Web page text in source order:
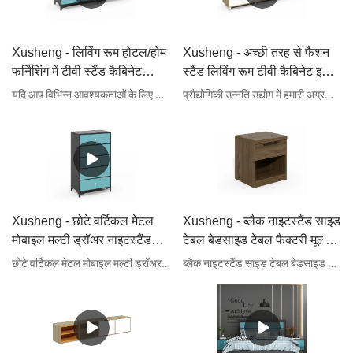
Xusheng - लिविंग रूम होटल/होम
फर्निशिंग में टीवी स्टैंड कैबिनेट
डिजाइन
यदि आप विभिन्न आवश्यकताओं के लिए लिविंग रूम में सही टीवी स्टैंड कैबिनेट डिज़ाइन की तलाश कर रहे हैं। हमारे उत्पादों में उत्तम गुणवत्ता और सेवा है। निश्चित रूप से आप सही जगह पर हैं। केवल गुआंगज़ौ ज़ुशेंग फ़र्नीचर कंपनी लिमिटेड में प्रामाणिक निर्माताओं द्वारा शीर्ष-गुणवत्ता वाले उत्पाद का अनुभव करें। हम आपके दैनिक उपयोग के लिए होटल बेडरूम सेट की एक विस्तृत श्रृंखला प्रदान करते हैं।
Xusheng - अच्छी तरह से फैशन
स्टैंड लिविंग रूम टीवी कैबिनेट इकाई
होटल / होम फर्निशिंग बेचें
प्रौद्योगिकी उन्नति उद्योग में हमारी अग्रणी स्थिति सुनिश्चित करती है। हम लगातार प्रौद्योगिकियों को अद्यतन और विकसित कर रहे हैं। यह उच्च-स्तरीय प्रौद्योगिकियों का उपयोग है जो सुनिश्चित करता है कि उत्पाद गुण पूरी तरह से निभाए जाएं। होटल बेडरूम सेट के क्षेत्र ने अपनी श्रेष्ठता साबित कर दी है।
Xusheng - छोटे वर्टिकल मेटल
मोबाइल मल्टी ड्रॉअर नाइटस्टैंड
मूवेबल स्टोरेज कैबिनेट ड्रॉअर के छोटे वर्टिकल मेटल मोबाइल मल्टी ड्रॉअर नाइटस्टैंड मूवेबल स्टोरेज कैबिनेट दराज के साथ उद्यमों के आगे के विकास को बढ़ावा दे सकता है, नए बाजार खोल सकता है, भयंकर प्रतिस्पर्धा के माहौल में खड़ा हो सकता है और उद्योग में अग्रणी बन सकता है। उत्पाद के फाइलिंग कैबिनेट में व्यापक उपयोग से बाजार में बहुत अधिक ध्यान आकर्षित करने में मदद मिलती है।
Xusheng - ब्लैक नाइटस्टैंड साइड
टेबल बेडसाइड टेबल फैक्टरी मूल्य
कस्टम अस्पताल प्राचीन लक्जरी
पैनल होटल / होम फर्निशिंग
ब्लैक नाइटस्टैंड साइड टेबल बेडसाइड टेबल फैक्टरी मूल्य कस्टम अस्पताल प्राचीन लक्जरी आधुनिक बेडरूम फर्नीचर पैनल, पैनल ने हमारे पेशेवर क्यूसी निरीक्षकों द्वारा किए गए परीक्षणों को पारित कर दिया है। विश्वसनीय कच्चे माल आपूर्तिकर्ताओं, कार्यालय फर्नीचर, कार्यालय डेस्क, कार्यालय कार्य केंद्र, फाइलिंग कैबिनेट, कार्यालय टेबल, कार्यालय क्यूबिकल्स, कंप्यूटर डेस्क, कंप्यूटर टेबल, कार्यकारी डेस्क, प्रबंधक डेस्क, मीटिंग टेबल, रिसेप्शन डेस्क, कार्यालय विभाजन द्वारा प्रदान की जाने वाली सामग्रियों का उपयोग करके स्थिर और शक्तिशाली प्रदर्शन किया जाता है। इसके बहुत सारे फायदे हैं जो नए और स्वतंत्र रूप से विकसित किए गए हैं, जिससे बहुत सारे लाभ मिलते हैं।